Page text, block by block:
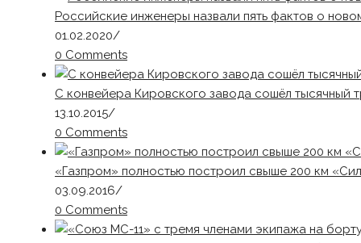
Российские инженеры назвали пять фактов о
01.02.2020/
0 Comments
С конвейера Кировского завода сошёл тысячный
13.10.2015/
0 Comments
«Газпром» полностью построил свыше 200 км
03.09.2016/
0 Comments